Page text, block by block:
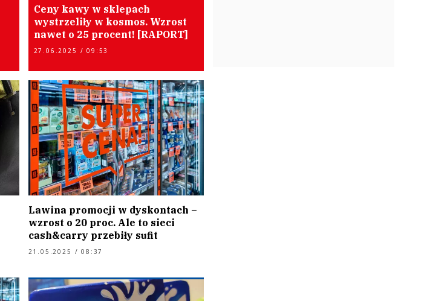
Ceny kawy w sklepach
wystrzeliły w kosmos. Wzrost
nawet o 25 procent! [RAPORT]
27.06.2025 / 09:53
Lawina promocji w dyskontach –
wzrost o 20 proc. Ale to sieci
cash&carry przebiły sufit
21.05.2025 / 08:37